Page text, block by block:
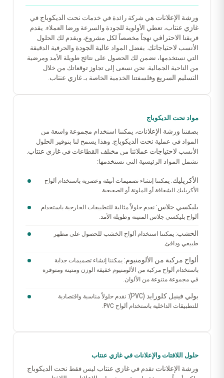
ورشة الإعلانات هي شركة رائدة في خدمات نحت الديكوباج في
غازي عنتاب، تعطي الأولوية للجودة والسرعة ورضا العملاء. يقدم
فريقنا الاحترافي نهجاً مخصصاً لكل مشروع، ويقدم لك الحلول
الأنسب لاحتياجاتك. بفضل المواد عالية الجودة والحرفية الدقيقة
التي نستخدمها، نضمن لك الحصول على نتائج طويلة الأمد ومرضية
من الناحية الجمالية. نحن نسعى إلى تجاوز توقعاتك من خلال
التسليم السريع وفلسفتنا الخدمية الخاصة بـ غازي عنتاب.
مواد نحت الديكوباج
بصفتنا ورشة الإعلانات، يمكننا استخدام مجموعة واسعة من
المواد في عملية نحت الديكوباج. وهذا يسمح لنا بتوفير الحلول
الأنسب لاحتياجات عملائنا من مختلف القطاعات في غازي عنتاب.
تشمل المواد الرئيسية التي نستخدمها:
الأكريليك: يمكننا إنشاء تصميمات أنيقة وعصرية باستخدام ألواح
الأكريليك الشفافة أو الملونة أو الصقيعية.
بليكسي جلاس: نقدم حلولاً مثالية للتطبيقات الخارجية باستخدام
ألواح بليكسي جلاس المتينة وطويلة الأمد.
الخشب: يمكننا استخدام ألواح الخشب للحصول على مظهر
طبيعي ودافئ.
ألواح مركبة من الألومنيوم: يمكننا إنشاء تصميمات جذابة
باستخدام ألواح مركبة من الألومنيوم خفيفة الوزن ومتينة ومتوفرة
في مجموعة متنوعة من الألوان.
بولي فينيل كلورايد (PVC):
نقدم حلولاً مناسبة واقتصادية
للتطبيقات الداخلية باستخدام ألواح PVC.
حلول اللافتات والإعلانات في غازي عنتاب
ورشة الإعلانات تقدم في غازي عنتاب ليس فقط نحت الديكوباج